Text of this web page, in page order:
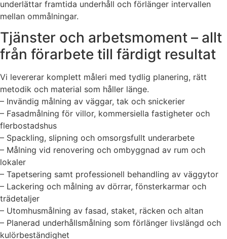
underlättar framtida underhåll och förlänger intervallen
mellan ommålningar.
Tjänster och arbetsmoment – allt
från förarbete till färdigt resultat
Vi levererar komplett måleri med tydlig planering, rätt
metodik och material som håller länge.
– Invändig målning av väggar, tak och snickerier
– Fasadmålning för villor, kommersiella fastigheter och
flerbostadshus
– Spackling, slipning och omsorgsfullt underarbete
– Målning vid renovering och ombyggnad av rum och
lokaler
– Tapetsering samt professionell behandling av väggytor
– Lackering och målning av dörrar, fönsterkarmar och
trädetaljer
– Utomhusmålning av fasad, staket, räcken och altan
– Planerad underhållsmålning som förlänger livslängd och
kulörbeständighet